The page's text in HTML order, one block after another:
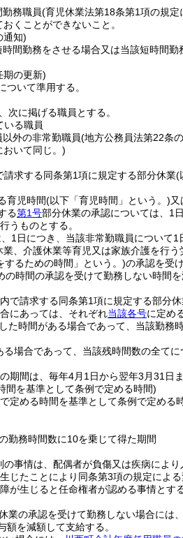
務職員(育児休業法第18条第1項の規
くことができないこと。
通知)
間勤務をさせる場合又は当該短時間
期の更新)
いて準用する。
次に掲げる職員とする。
いる職員
外の非常勤職員(地方公務員法第22条
おいて同じ。)
求する同条第1項に規定する部分休業(
育児時間(以下「育児時間」という。)
る第1号部分休業の承認については、1
うものとする。
1日につき、当該非常勤職員について
、介護休業等育児又は家族介護を行
するための時間」という。)の承認を受
時間の承認を受けて勤務しない時間
で請求する同条第1項に規定する部分
にあっては、それぞれ当該各号に定め
た時間がある場合であって、当該勤
場合であって、当該残時間数の全て
期間は、毎年4月1日から翌年3月31日ま
間を基準として条例で定める時間)
定める時間を基準として条例で定める時
務時間数に10を乗じて得た期間
事情は、配偶者が負傷又は疾病によ
じたことにより同条第3項の規定による
が生じると任命権者が認める事情とする
の承認を受けて勤務しない場合には、
を減額して支給する。